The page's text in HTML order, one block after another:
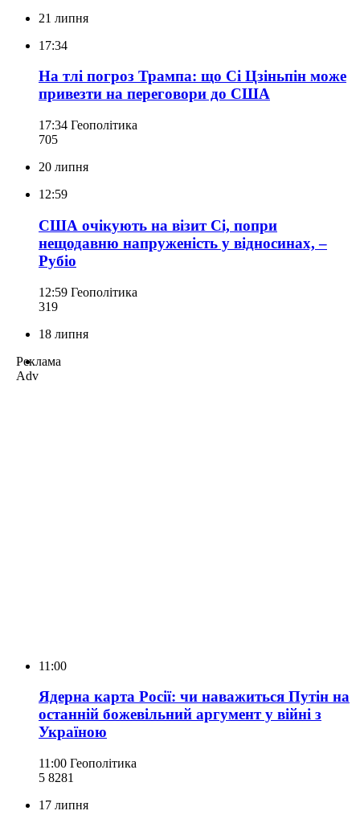
21 липня
17:34
На тлі погроз Трампа: що Сі Цзіньпін може
привезти на переговори до США
17:34 Геополітика
705
20 липня
12:59
США очікують на візит Сі, попри
нещодавню напруженість у відносинах, –
Рубіо
12:59 Геополітика
319
18 липня
Реклама
Adv
11:00
Ядерна карта Росії: чи наважиться Путін на
останній божевільний аргумент у війні з
Україною
11:00 Геополітика
5 8281
17 липня